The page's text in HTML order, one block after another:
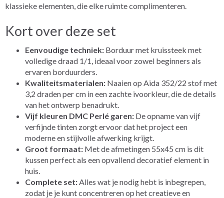
klassieke elementen, die elke ruimte complimenteren.
Kort over deze set
Eenvoudige techniek: Borduur met kruissteek met
volledige draad 1/1, ideaal voor zowel beginners als
ervaren borduurders.
Kwaliteitsmaterialen: Naaien op Aida 352/22 stof met
3,2 draden per cm in een zachte ivoorkleur, die de details
van het ontwerp benadrukt.
Vijf kleuren DMC Perlé garen: De opname van vijf
verfijnde tinten zorgt ervoor dat het project een
moderne en stijlvolle afwerking krijgt.
Groot formaat: Met de afmetingen 55x45 cm is dit
kussen perfect als een opvallend decoratief element in
huis.
Complete set: Alles wat je nodig hebt is inbegrepen,
zodat je je kunt concentreren op het creatieve en